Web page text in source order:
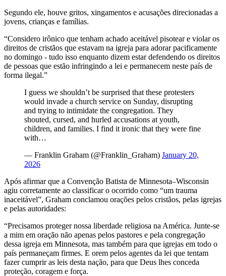
Segundo ele, houve gritos, xingamentos e acusações direcionadas a
jovens, crianças e famílias.
“Considero irônico que tenham achado aceitável pisotear e violar os
direitos de cristãos que estavam na igreja para adorar pacificamente
no domingo - tudo isso enquanto dizem estar defendendo os direitos
de pessoas que estão infringindo a lei e permanecem neste país de
forma ilegal.”
I guess we shouldn’t be surprised that these protesters
would invade a church service on Sunday, disrupting
and trying to intimidate the congregation. They
shouted, cursed, and hurled accusations at youth,
children, and families. I find it ironic that they were fine
with…
— Franklin Graham (@Franklin_Graham) January 20,
2026
Após afirmar que a Convenção Batista de Minnesota–Wisconsin
agiu corretamente ao classificar o ocorrido como “um trauma
inaceitável”, Graham conclamou orações pelos cristãos, pelas igrejas
e pelas autoridades:
“Precisamos proteger nossa liberdade religiosa na América. Junte-se
a mim em oração não apenas pelos pastores e pela congregação
dessa igreja em Minnesota, mas também para que igrejas em todo o
país permaneçam firmes. E orem pelos agentes da lei que tentam
fazer cumprir as leis desta nação, para que Deus lhes conceda
proteção, coragem e força.